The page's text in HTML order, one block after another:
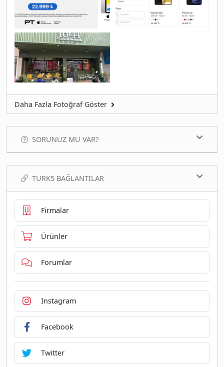
Daha Fazla Fotoğraf Göster
SORUNUZ MU VAR?
TURK5 BAĞLANTILAR
Firmalar
Ürünler
Forumlar
Instagram
Facebook
Twitter